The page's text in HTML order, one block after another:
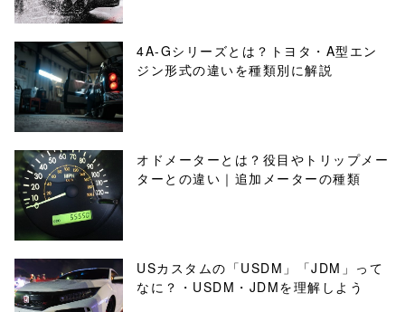
4A-Gシリーズとは？トヨタ・A型エン
ジン形式の違いを種類別に解説
オドメーターとは？役目やトリップメー
ターとの違い｜追加メーターの種類
USカスタムの「USDM」「JDM」って
なに？・USDM・JDMを理解しよう